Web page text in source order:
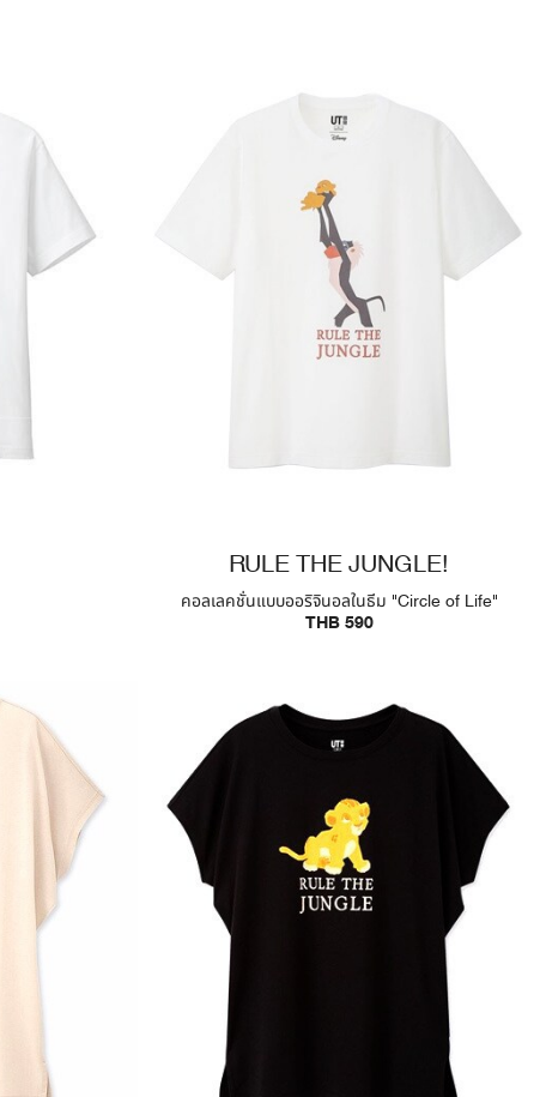
RULE THE JUNGLE!
คอลเลคชั่นแบบออริจินอลในธีม "Circle of Life"
THB 590